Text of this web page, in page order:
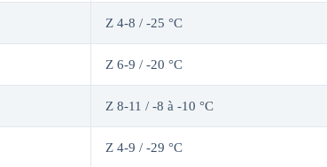
Z 4-8 / -25 °C
Z 6-9 / -20 °C
Z 8-11 / -8 à -10 °C
Z 4-9 / -29 °C